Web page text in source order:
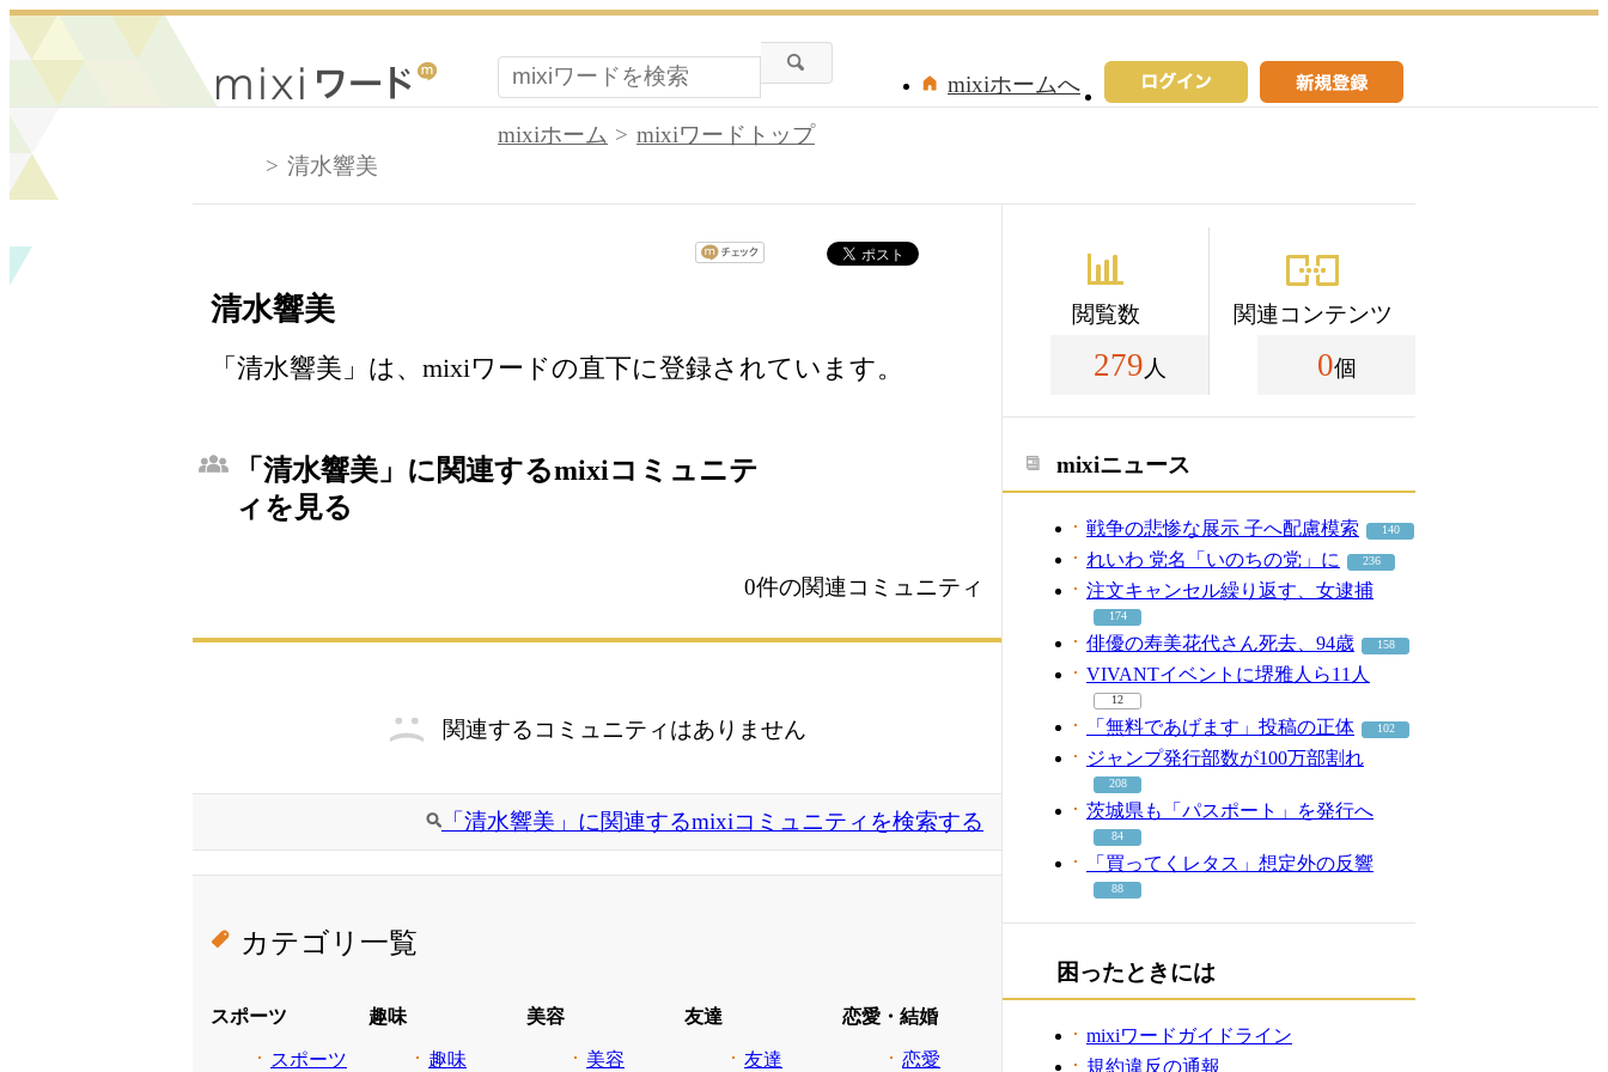
mixiホームへ
mixiホーム
mixiワードトップ
清水響美
清水響美
「清水響美」は、mixiワードの直下に登録されています。
「清水響美」に関連するmixiコミュニテ
ィを見る
0件の関連コミュニティ
関連するコミュニティはありません
「清水響美」に関連するmixiコミュニティを検索する
カテゴリ一覧
スポーツ
スポーツ
趣味
趣味
美容
美容
友達
友達
恋愛・結婚
恋愛
閲覧数
279 人
関連コンテンツ
0個
mixiニュース
戦争の悲惨な展示 子へ配慮模索 140
れいわ 党名「いのちの党」に 236
注文キャンセル繰り返す、女逮捕
174
俳優の寿美花代さん死去、94歳 158
VIVANTイベントに堺雅人ら11人
12
「無料であげます」投稿の正体 102
ジャンプ発行部数が100万部割れ
208
茨城県も「パスポート」を発行へ
84
「買ってくレタス」想定外の反響
88
困ったときには
mixiワードガイドライン
規約違反の通報